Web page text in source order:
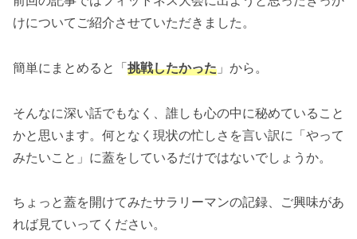
けについてご紹介させていただきました。
簡単にまとめると「挑戦したかった 」から。
そんなに深い話でもなく、誰しも心の中に秘めていること
かと思います。何となく現状の忙しさを言い訳に「やって
みたいこと」に蓋をしているだけではないでしょうか。
ちょっと蓋を開けてみたサラリーマンの記録、ご興味があ
れば見ていってください。